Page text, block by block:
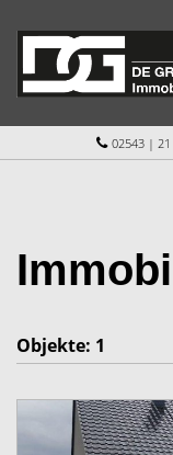
02543 | 21
Objekte: 1